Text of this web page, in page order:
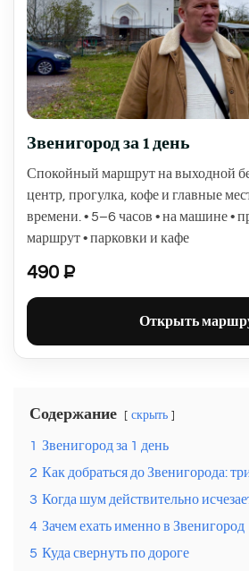
Звенигород за 1 день
Спокойный маршрут на выходной
центр, прогулка, кофе и главные
времени. • 5–6 часов • на машине •
маршрут • парковки и кафе
490 ₽
Открыть
Содержание скрыть
1 Звенигород за 1 день
2 Как добраться до Звенигорода:
3 Когда шум действительно
4 Зачем ехать именно в Звенигород
5 Куда свернуть по дороге